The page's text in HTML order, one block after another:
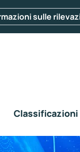
sulle